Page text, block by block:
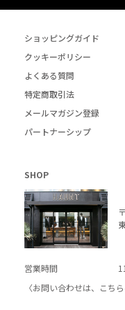
ショッピングガイド
クッキーポリシー
よくある質問
特定商取引法
メールマガジン登録
パートナーシップ
SHOP
営業時間
〈お問い合わせは、
こちら